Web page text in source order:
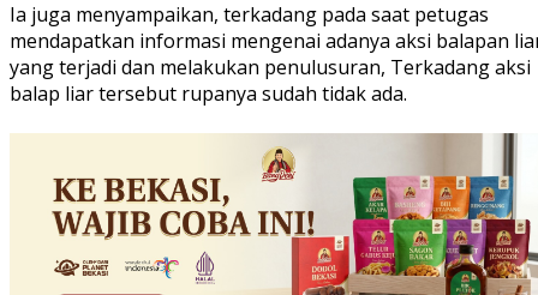
Ia juga menyampaikan, terkadang pada saat petugas
mendapatkan informasi mengenai adanya aksi balapan
yang terjadi dan melakukan penulusuran, Terkadang aksi
balap liar tersebut rupanya sudah tidak ada.